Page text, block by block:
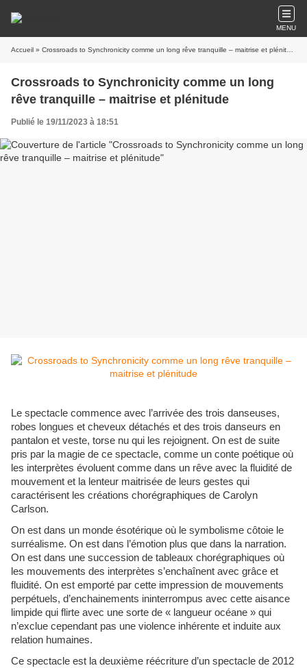
MENU
Accueil » Crossroads to Synchronicity comme un long rêve tranquille – maitrise et plénitude
Crossroads to Synchronicity comme un long
rêve tranquille – maitrise et plénitude
Publié le 19/11/2023 à 18:51
Le spectacle commence avec l’arrivée des trois danseuses,
robes longues et cheveux détachés et des trois danseurs en
pantalon et veste, torse nu qui les rejoignent. On est de suite
pris par la magie de ce spectacle, comme un conte poétique où
les interprètes évoluent comme dans un rêve avec la fluidité de
mouvement et la lenteur maitrisée de leurs gestes qui
caractérisent les créations chorégraphiques de Carolyn
Carlson.
On est dans un monde ésotérique où le symbolisme côtoie le
surréalisme. On est dans l’émotion plus que dans la narration.
On est dans une succession de tableaux chorégraphiques où
les mouvements des interprètes s’enchaînent avec grâce et
fluidité. On est emporté par cette impression de mouvements
perpétuels, d’enchainements ininterrompus avec cette aisance
limpide qui flirte avec une sorte de « langueur océane » qui
n’exclue cependant pas une violence inhérente et induite aux
relation humaines.
Ce spectacle est la deuxième réécriture d’un spectacle de 2012